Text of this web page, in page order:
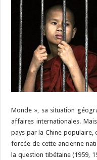
b
o
o
k
ky
m
bl
d
di
t
ai
l
Monde », sa situation
affaires internationales.
pays par la Chine populaire,
forcée de cette ancienne
la question tibétaine (1959,